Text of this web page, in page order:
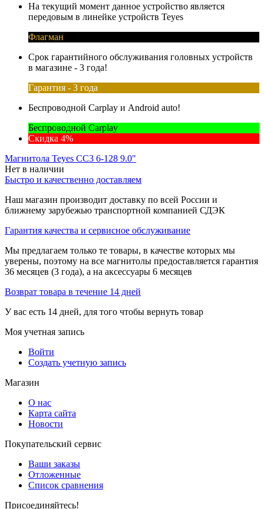
На текущий момент данное устройство является
передовым в линейке устройств Teyes
Флагман
Срок гарантийного обслуживания головных устройств
в магазине - 3 года!
Гарантия - 3 года
Беспроводной Carplay и Android auto!
Беспроводной Carplay
Скидка 4%
Магнитола Teyes CC3 6-128 9.0"
Нет в наличии
Быстро и качественно доставляем
Наш магазин производит доставку по всей России и
ближнему зарубежью транспортной компанией СДЭК
Гарантия качества и сервисное обслуживание
Мы предлагаем только те товары, в качестве которых мы
уверены, поэтому на все магнитолы предоставляется гарантия
36 месяцев (3 года), а на аксессуары 6 месяцев
Возврат товара в течение 14 дней
У вас есть 14 дней, для того чтобы вернуть товар
Моя учетная запись
Войти
Создать учетную запись
Магазин
О нас
Карта сайта
Новости
Покупательский сервис
Ваши заказы
Отложенные
Список сравнения
Присоединяйтесь!